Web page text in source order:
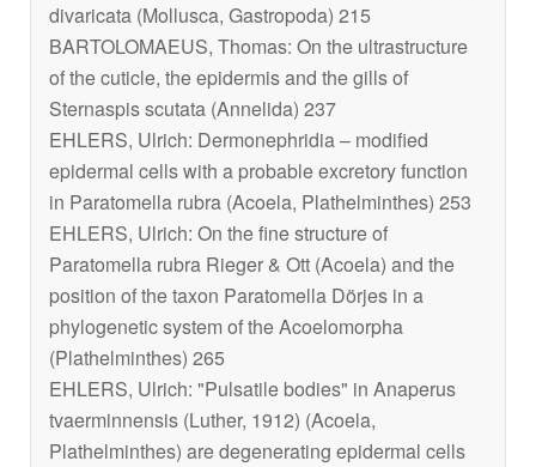
divaricata (Mollusca, Gastropoda) 215
BARTOLOMAEUS, Thomas: On the ultrastructure
of the cuticle, the epidermis and the gills of
Sternaspis scutata (Annelida) 237
EHLERS, Ulrich: Dermonephridia – modified
epidermal cells with a probable excretory function
in Paratomella rubra (Acoela, Plathelminthes) 253
EHLERS, Ulrich: On the fine structure of
Paratomella rubra Rieger & Ott (Acoela) and the
position of the taxon Paratomella Dörjes in a
phylogenetic system of the Acoelomorpha
(Plathelminthes) 265
EHLERS, Ulrich: "Pulsatile bodies" in Anaperus
tvaerminnensis (Luther, 1912) (Acoela,
Plathelminthes) are degenerating epidermal cells